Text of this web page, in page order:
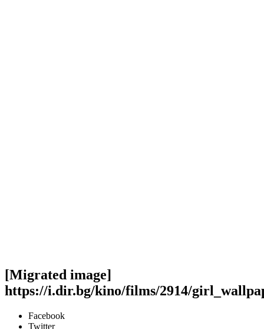
[Migrated image]
https://i.dir.bg/kino/films/2914/
Facebook
Twitter